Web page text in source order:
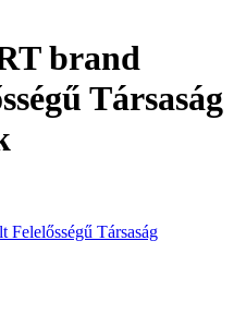
brand
Társaság
Társaság